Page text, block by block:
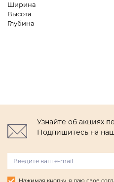
Ширина
Высота
Глубина
Узнайте об акциях
Подпишитесь на